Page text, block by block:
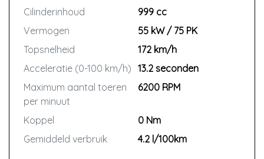
Cilinderinhoud
999 cc
Vermogen
55 kW / 75 PK
Topsnelheid
172 km/h
Acceleratie (0-100 km/h) 13.2 seconden
Maximum aantal toeren
per minuut
6200 RPM
Koppel
0 Nm
Gemiddeld verbruik
4.2 l/100km